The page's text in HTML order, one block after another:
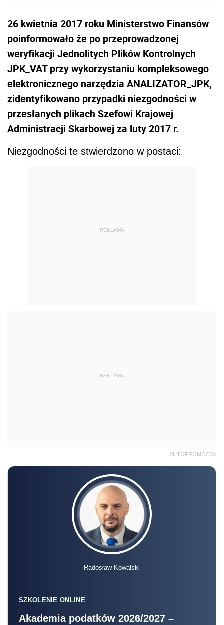
26 kwietnia 2017 roku Ministerstwo Finansów
poinformowało że po przeprowadzonej
weryfikacji Jednolitych Plików Kontrolnych
JPK_VAT przy wykorzystaniu kompleksowego
elektronicznego narzędzia ANALIZATOR_JPK,
zidentyfikowano przypadki niezgodności w
przesłanych plikach Szefowi Krajowej
Administracji Skarbowej za luty 2017 r.
Niezgodności te stwierdzono w postaci:
REKLAMA
REKLAMA
AUTOPROMOCJA
Radosław Kowalski
SZKOLENIE ONLINE
Akademia podatków 2026/2027 –